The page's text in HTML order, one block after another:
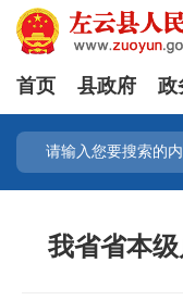
首页 县政府 政
我省省本